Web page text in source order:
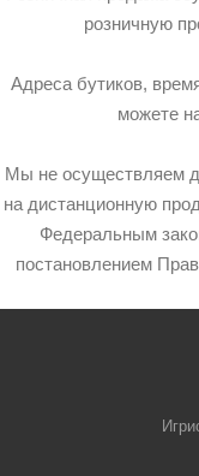
розничную
Адреса бутиков,
можете
Мы не осуществляем
на дистанционную
Федеральным
постановлением